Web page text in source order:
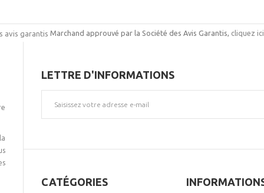
Marchand approuvé par la Société des Avis Garantis, cliquez
LETTRE D'INFORMATIONS
CATÉGORIES